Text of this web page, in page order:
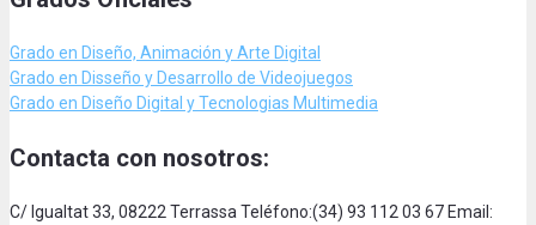
Grado en Diseño, Animación y Arte Digital
Grado en Disseño y Desarrollo de Videojuegos
Grado en Diseño Digital y Tecnologias Multimedia
Contacta con nosotros:
C/ Igualtat 33, 08222 Terrassa Teléfono:(34) 93 112 03 67 Email: